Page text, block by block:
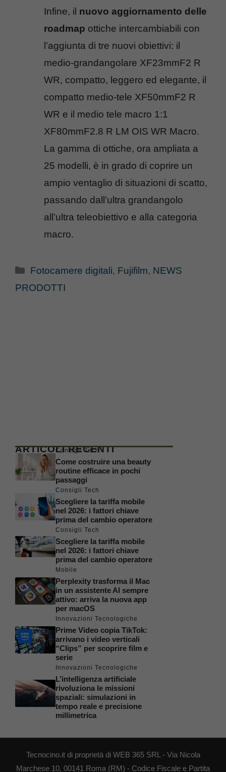
Infine, il nuovo aggiornamento delle
roadmap ottiche intercambiabili con
l’aggiunta di tre nuovi obiettivi: il
medio-grandangolare XF23mmF2 R
WR, compatto, leggero ed elegante, il
compatto medio-tele XF50mmF2 R
WR e il medio tele macro 1:1
XF80mmF2.8 R LM OIS WR Macro.
La gamma di ottiche, ora ampliata a
25 modelli, è in grado di coprire un
ampio ventaglio di situazioni di scatto,
passando dall’ultra grandangolo
all’ultra teleobiettivo e alla categoria
macro.
Categorie
Fotocamere digitali, Fujifilm, NEWS
PRODOTTI
ARTICOLI RECENTI
Consigli Tech
Come costruire una beauty
routine efficace in pochi
passaggi
Consigli Tech
Scegliere la tariffa mobile
nel 2026: i fattori chiave
prima del cambio operatore
Consigli Tech
Scegliere la tariffa mobile
nel 2026: i fattori chiave
prima del cambio operatore
Mobile
Perplexity trasforma il Mac
in un assistente AI sempre
attivo: arriva la nuova app
per macOS
Innovazioni Tecnologiche
Prime Video copia TikTok:
arrivano i video verticali
“Clips” per scoprire film e
serie
Innovazioni Tecnologiche
L’intelligenza artificiale
rivoluziona le missioni
spaziali: simulazioni in
tempo reale e precisione
millimetrica
Tecnocino.it di proprietà di WEB 365 SRL - Via Nicola
Marchese 10, 00141 Roma (RM) - Codice Fiscale e Partita